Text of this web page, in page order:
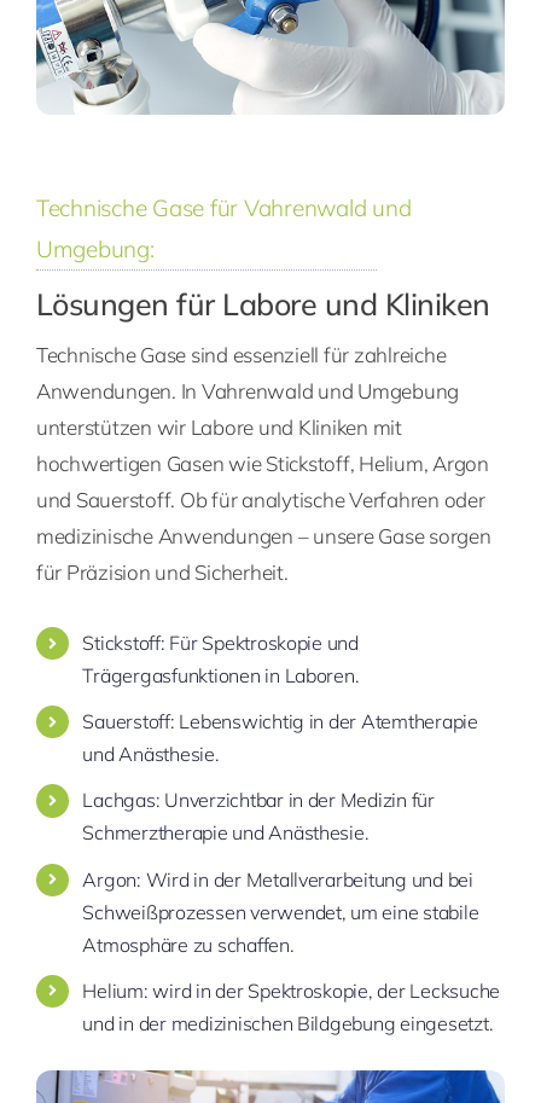
Technische Gase für Vahrenwald und
Umgebung:
Lösungen für Labore und Kliniken
Technische Gase sind essenziell für zahlreiche
Anwendungen. In Vahrenwald und Umgebung
unterstützen wir Labore und Kliniken mit
hochwertigen Gasen wie Stickstoff, Helium, Argon
und Sauerstoff. Ob für analytische Verfahren oder
medizinische Anwendungen – unsere Gase sorgen
für Präzision und Sicherheit.
Stickstoff: Für Spektroskopie und
Trägergasfunktionen in Laboren.
Sauerstoff: Lebenswichtig in der Atemtherapie
und Anästhesie.
Lachgas: Unverzichtbar in der Medizin für
Schmerztherapie und Anästhesie.
Argon: Wird in der Metallverarbeitung und bei
Schweißprozessen verwendet, um eine stabile
Atmosphäre zu schaffen.
Helium: wird in der Spektroskopie, der Lecksuche
und in der medizinischen Bildgebung eingesetzt.